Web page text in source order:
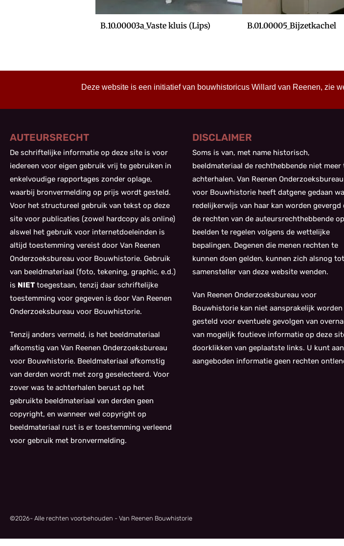
B.10.00003a_Vaste kluis (Lips) B.01.00005_Bijzetkachel
Deze website is een initiatief van bouwhistoricus Willard van Reenen, zie
AUTEURSRECHT
De schriftelijke informatie op deze site is voor
iedereen voor eigen gebruik vrij te gebruiken in
enkelvoudige rapportages zonder oplage,
waarbij bronvermelding op prijs wordt gesteld.
Voor het structureel gebruik van tekst op deze
site voor publicaties (zowel hardcopy als online)
alswel het gebruik voor internetdoeleinden is
altijd toestemming vereist door Van Reenen
Onderzoeksbureau voor Bouwhistorie. Gebruik
van beeldmateriaal (foto, tekening, graphic, e.d.)
is NIETtoegestaan, tenzij daar schriftelijke
toestemming voor gegeven is door Van Reenen
Onderzoeksbureau voor Bouwhistorie.
Tenzij anders vermeld, is het beeldmateriaal
afkomstig van Van Reenen Onderzoeksbureau
voor Bouwhistorie. Beeldmateriaal afkomstig
van derden wordt met zorg geselecteerd. Voor
zover was te achterhalen berust op het
gebruikte beeldmateriaal van derden geen
copyright, en wanneer wel copyright op
beeldmateriaal rust is er toestemming verleend
voor gebruik met bronvermelding.
DISCLAIMER
Soms is van, met name historisch,
beeldmateriaal de rechthebbende niet meer
achterhalen. Van Reenen Onderzoeksbureau
voor Bouwhistorie heeft datgene gedaan
redelijkerwijs van haar kan worden gevergd
de rechten van de auteursrechthebbende
beelden te regelen volgens de wettelijke
bepalingen. Degenen die menen rechten te
kunnen doen gelden, kunnen zich alsnog
samensteller van deze website wenden.
Van Reenen Onderzoeksbureau voor
Bouwhistorie kan niet aansprakelijk worden
gesteld voor eventuele gevolgen van
van mogelijk foutieve informatie op deze
doorklikken van geplaatste links. U kunt
aangeboden informatie geen rechten
©2026- Alle rechten voorbehouden - Van Reenen Bouwhistorie